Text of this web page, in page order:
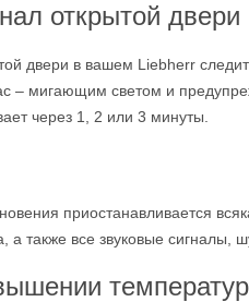
открытой двери
двери в вашем Liebherr
– мигающим светом и
через 1, 2 или 3 минуты.
приостанавливается
а также все звуковые сигналы,